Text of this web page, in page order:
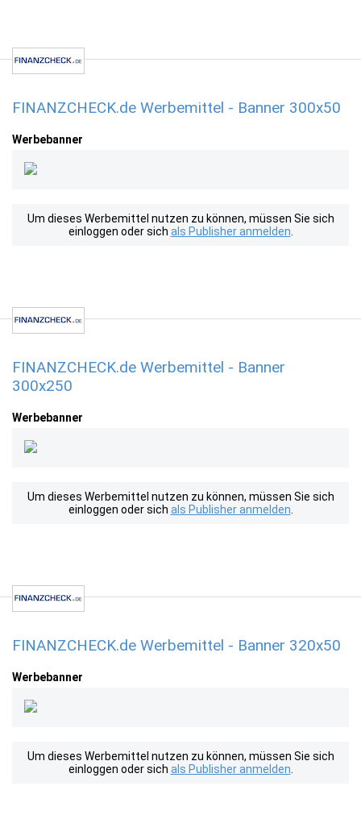
FINANZCHECK.de Werbemittel - Banner 300x50
Werbebanner
Um dieses Werbemittel nutzen zu können, müssen Sie sich
einloggen oder sich als Publisher anmelden
FINANZCHECK.de Werbemittel - Banner
300x250
Werbebanner
Um dieses Werbemittel nutzen zu können, müssen Sie sich
einloggen oder sich als Publisher anmelden
FINANZCHECK.de Werbemittel - Banner 320x50
Werbebanner
Um dieses Werbemittel nutzen zu können, müssen Sie sich
einloggen oder sich als Publisher anmelden